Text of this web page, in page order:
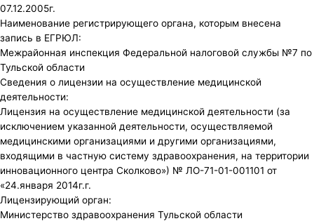
07.12.2005г.
Наименование регистрирующего органа, которым внесена
запись в ЕГРЮЛ:
Межрайонная инспекция Федеральной налоговой службы №7 по
Тульской области
Сведения о лицензии на осуществление медицинской
деятельности:
Лицензия на осуществление медицинской деятельности (за
исключением указанной деятельности, осуществляемой
медицинскими организациями и другими организациями,
входящими в частную систему здравоохранения, на территории
инновационного центра Сколково») № ЛО-71-01-001101 от
«24.января 2014г.г.
Лицензирующий орган:
Министерство здравоохранения Тульской области